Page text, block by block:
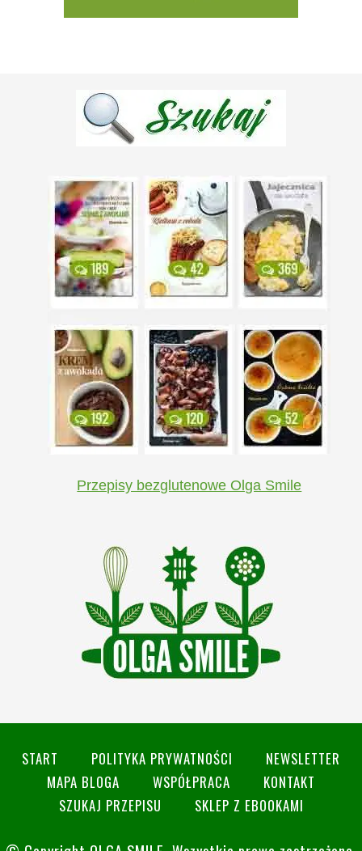
Przepisy bezglutenowe Olga Smile
START POLITYKA PRYWATNOŚCI
NEWSLETTER
MAPA BLOGA
WSPÓŁPRACA
KONTAKT
SZUKAJ PRZEPISU
SKLEP Z EBOOKAMI